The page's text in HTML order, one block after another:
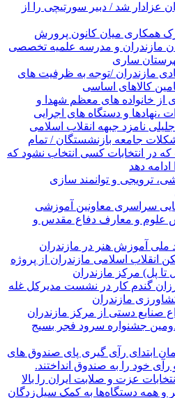
عزادار شد / دبیر سورتیچی را از
همکاری میان کانون پرورش
مازندران و مدرسه علمیه تخصصی
ساری
مازندران /توجه به ظرفیت های
کالاهای اساسی
از خانواده های معظم شهدا و
،نهادها و دستگاه های اجرایی
نامزد جبهه انقلاب اسلامی
جامعه بازنشستگان / تمام
در انتخابات کسی انتخاب نشود که
دهد
آموزشی، ترویجی و توانمند سازی
سراسری معاونین آموزشی
علوم و معارف دفاع مقدس و
ملی آموزش هنر در مازندران
انقلاب اسلامی مازندران از پروژه
پل) مرکز مازندران
گندم کار در نشست مدیرکل غله
مازندران
دومین جشنواره سرود فجر بسیج
ابتدای رآی گیری پای صندوق های
خود را به صندوق انداختند.
عزت و صلابت ایران را بالا
و همه دستگاه‌ها به کمک سیل‌زدگان